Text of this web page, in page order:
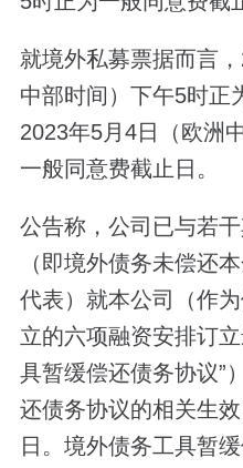
就境外私募票据而言
中部时间）下午5时正
2023年5月4日（欧洲
一般同意费截止日。
公告称，公司已与若
（即境外债务未偿还
代表）就本公司（作
立的六项融资安排订
具暂缓偿还债务协议”
还债务协议的相关生
日。境外债务工具暂